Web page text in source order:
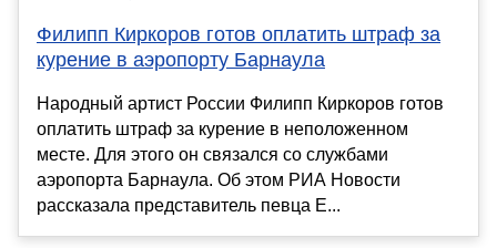
Филипп Киркоров готов оплатить штраф за
курение в аэропорту Барнаула
Народный артист России Филипп Киркоров готов
оплатить штраф за курение в неположенном
месте. Для этого он связался со службами
аэропорта Барнаула. Об этом РИА Новости
рассказала представитель певца Е...